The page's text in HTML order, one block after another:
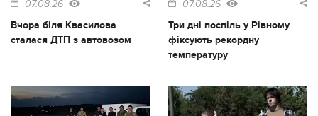
07.08.26
Вчора біля Квасилова
сталася ДТП з автовозом
07.08.26
Три дні поспіль у Рівному
фіксують рекордну
температуру